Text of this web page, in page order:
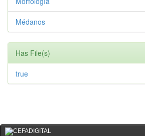
Médanos
Has File(s)
true